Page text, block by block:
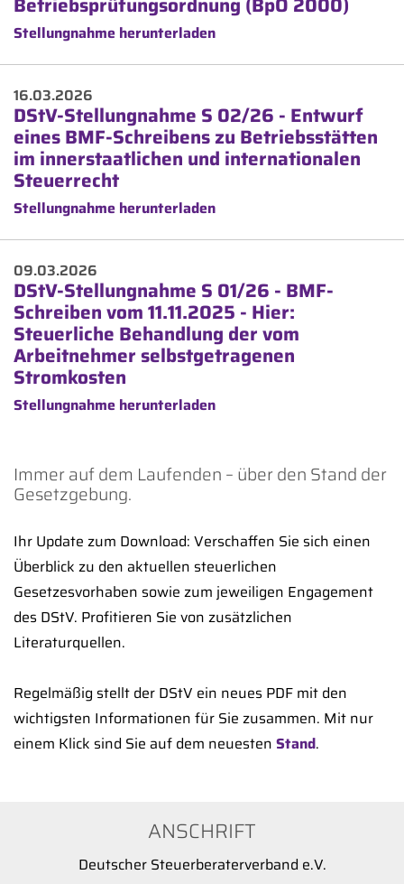
Stellungnahme herunterladen
16.03.2026
DStV-Stellungnahme S 02/26 - Entwurf
eines BMF-Schreibens zu Betriebsstätten
im innerstaatlichen und internationalen
Steuerrecht
Stellungnahme herunterladen
09.03.2026
DStV-Stellungnahme S 01/26 - BMF-
Schreiben vom 11.11.2025 - Hier:
Steuerliche Behandlung der vom
Arbeitnehmer selbstgetragenen
Stromkosten
Stellungnahme herunterladen
Immer auf dem Laufenden – über den Stand der
Gesetzgebung.
Ihr Update zum Download: Verschaffen Sie sich einen
Überblick zu den aktuellen steuerlichen
Gesetzesvorhaben sowie zum jeweiligen Engagement
des DStV. Profitieren Sie von zusätzlichen
Literaturquellen.
Regelmäßig stellt der DStV ein neues PDF mit den
wichtigsten Informationen für Sie zusammen. Mit nur
einem Klick sind Sie auf dem neuesten Stand.
ANSCHRIFT
Deutscher Steuerberaterverband e.V.